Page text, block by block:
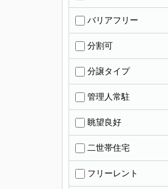
バリアフリー
分割可
分譲タイプ
管理人常駐
眺望良好
二世帯住宅
フリーレント